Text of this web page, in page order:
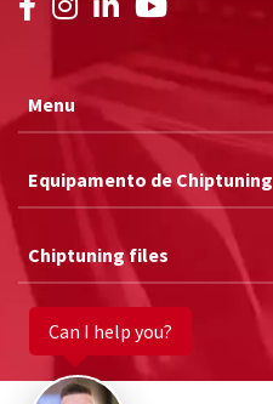
Menu
Equipamento de Chiptuning
Chiptuning files
Can I help you?